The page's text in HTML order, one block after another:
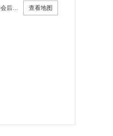
云南省曲靖市沾益区炎方乡刘麦地村委会后排村66号 查看地图